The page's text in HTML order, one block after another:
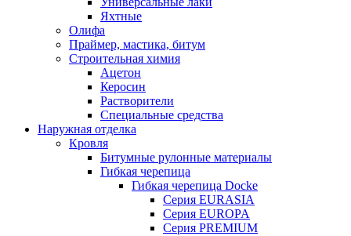
Яхтные
Олифа
Праймер, мастика, битум
Строительная химия
Ацетон
Керосин
Растворители
Специальные средства
Наружная отделка
Кровля
Битумные рулонные материалы
Гибкая черепица
Гибкая черепица Docke
Серия EURASIA
Серия EUROPA
Серия PREMIUM